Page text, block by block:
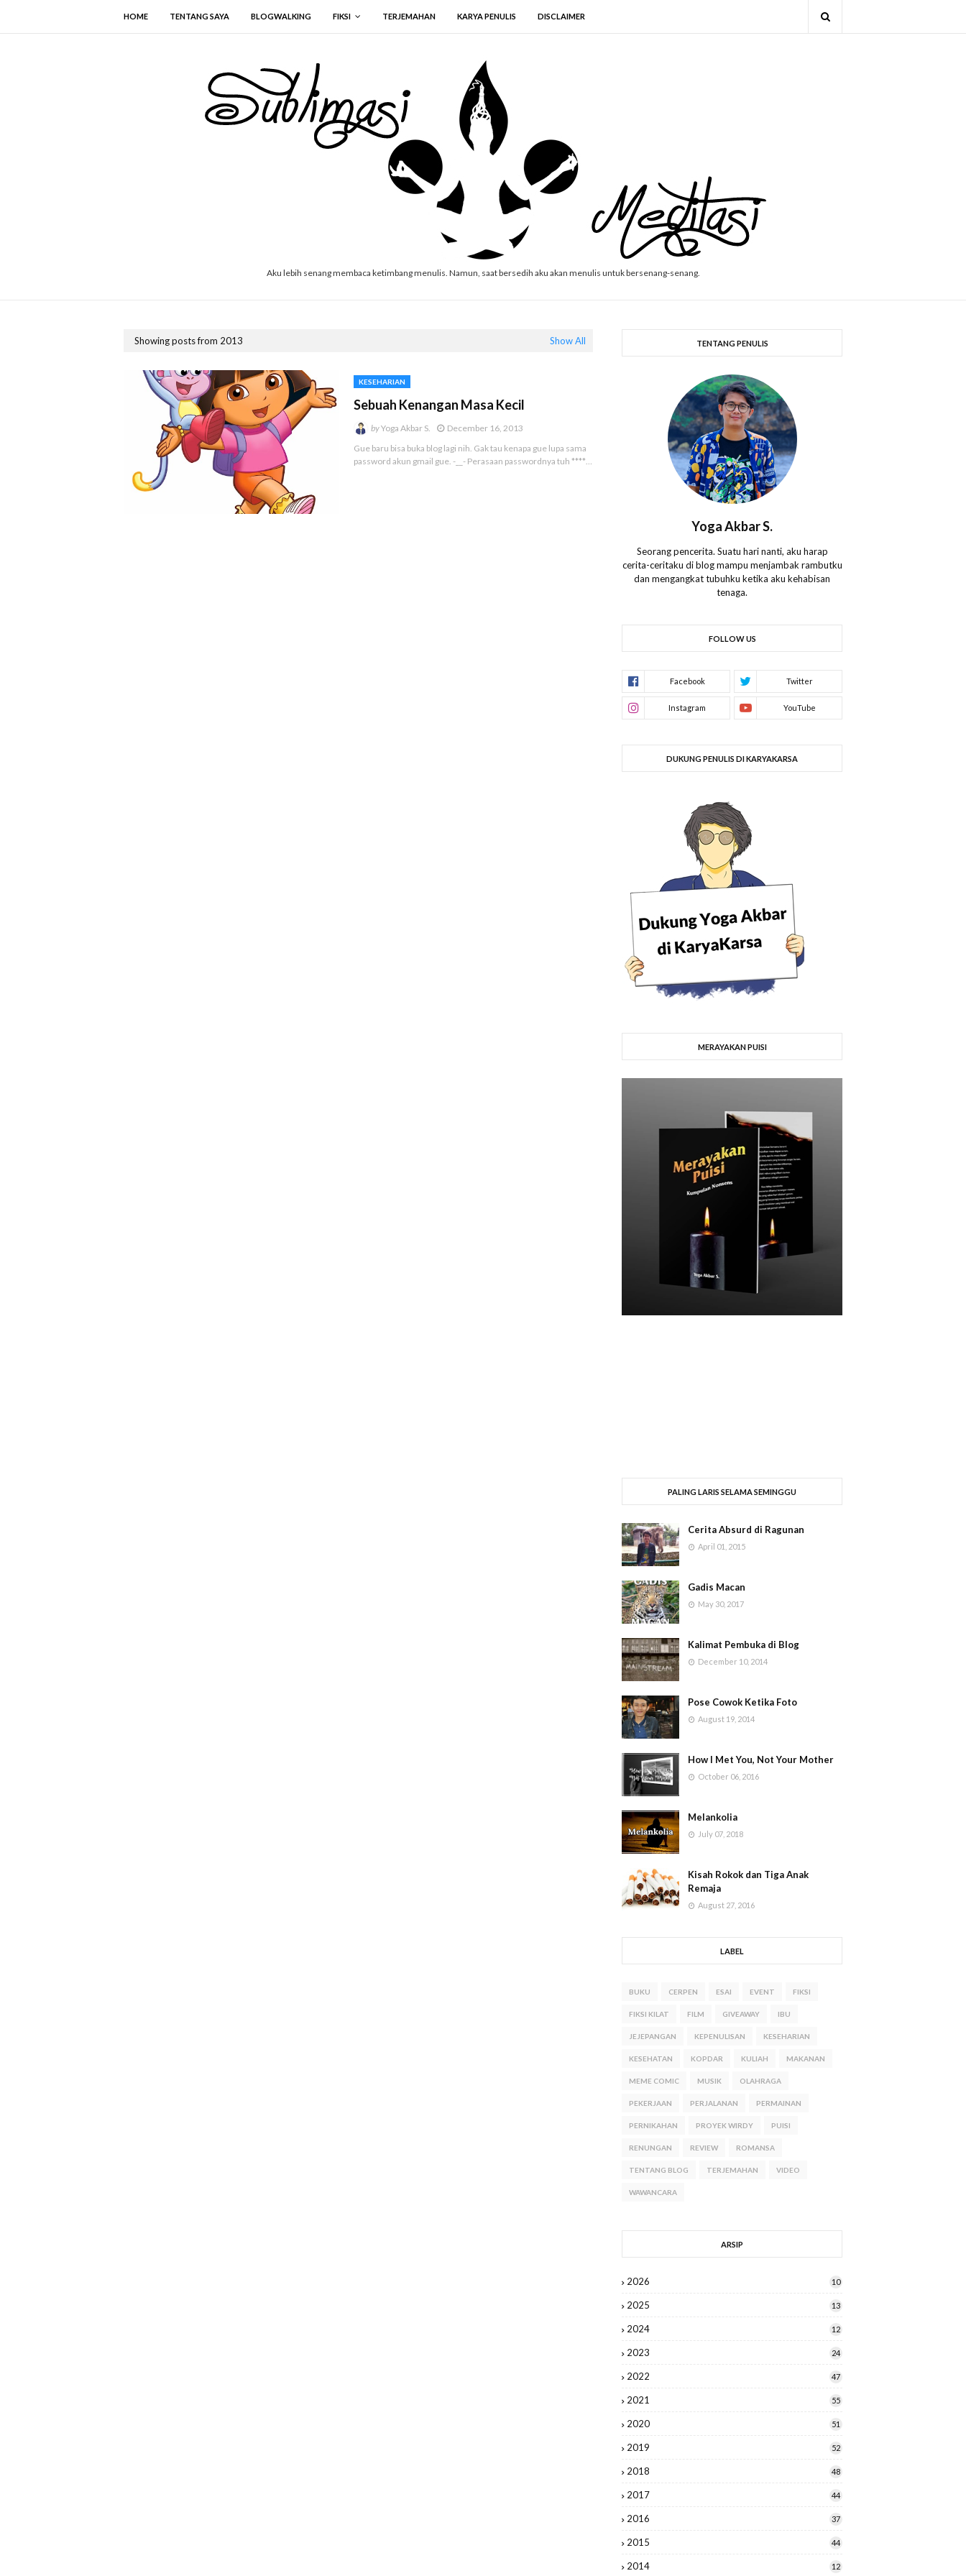
HOME TENTANG SAYA BLOGWALKING FIKSI TERJEMAHAN KARYA PENULIS DISCLAIMER
Aku lebih senang membaca ketimbang menulis. Namun, saat bersedih aku akan menulis untuk bersenang-senang.
Showing posts from 2013 Show All
KESEHARIAN
Sebuah Kenangan Masa Kecil
byYoga Akbar S.
December 16, 2013
Gue baru bisa buka blog lagi nih. Gak tau kenapa gue lupa sama
password akun gmail gue. -__- Perasaan passwordnya tuh ****…
TENTANG PENULIS
Yoga Akbar S.
Seorang pencerita. Suatu hari nanti, aku harap
cerita-ceritaku di blog mampu menjambak rambutku
dan mengangkat tubuhku ketika aku kehabisan
tenaga.
FOLLOW US
DUKUNG PENULIS DI KARYAKARSA
MERAYAKAN PUISI
PALING LARIS SELAMA SEMINGGU
Cerita Absurd di Ragunan
April 01, 2015
Gadis Macan
May 30, 2017
Kalimat Pembuka di Blog
December 10, 2014
Pose Cowok Ketika Foto
August 19, 2014
How I Met You, Not Your Mother
October 06, 2016
Melankolia
July 07, 2018
Kisah Rokok dan Tiga Anak
Remaja
August 27, 2016
LABEL
BUKU CERPEN ESAI EVENT FIKSI
FIKSI KILAT FILM GIVEAWAY IBU
JEJEPANGAN KEPENULISAN KESEHARIAN
KESEHATAN KOPDAR KULIAH MAKANAN
MEME COMIC MUSIK OLAHRAGA
PEKERJAAN PERJALANAN PERMAINAN
PERNIKAHAN PROYEK WIRDY PUISI
RENUNGAN REVIEW ROMANSA
TENTANG BLOG TERJEMAHAN VIDEO
WAWANCARA
ARSIP
2026 10
2025 13
2024 12
2023 24
2022 47
2021 55
2020 51
2019 52
2018 48
2017 44
2016 37
2015 44
2014 12